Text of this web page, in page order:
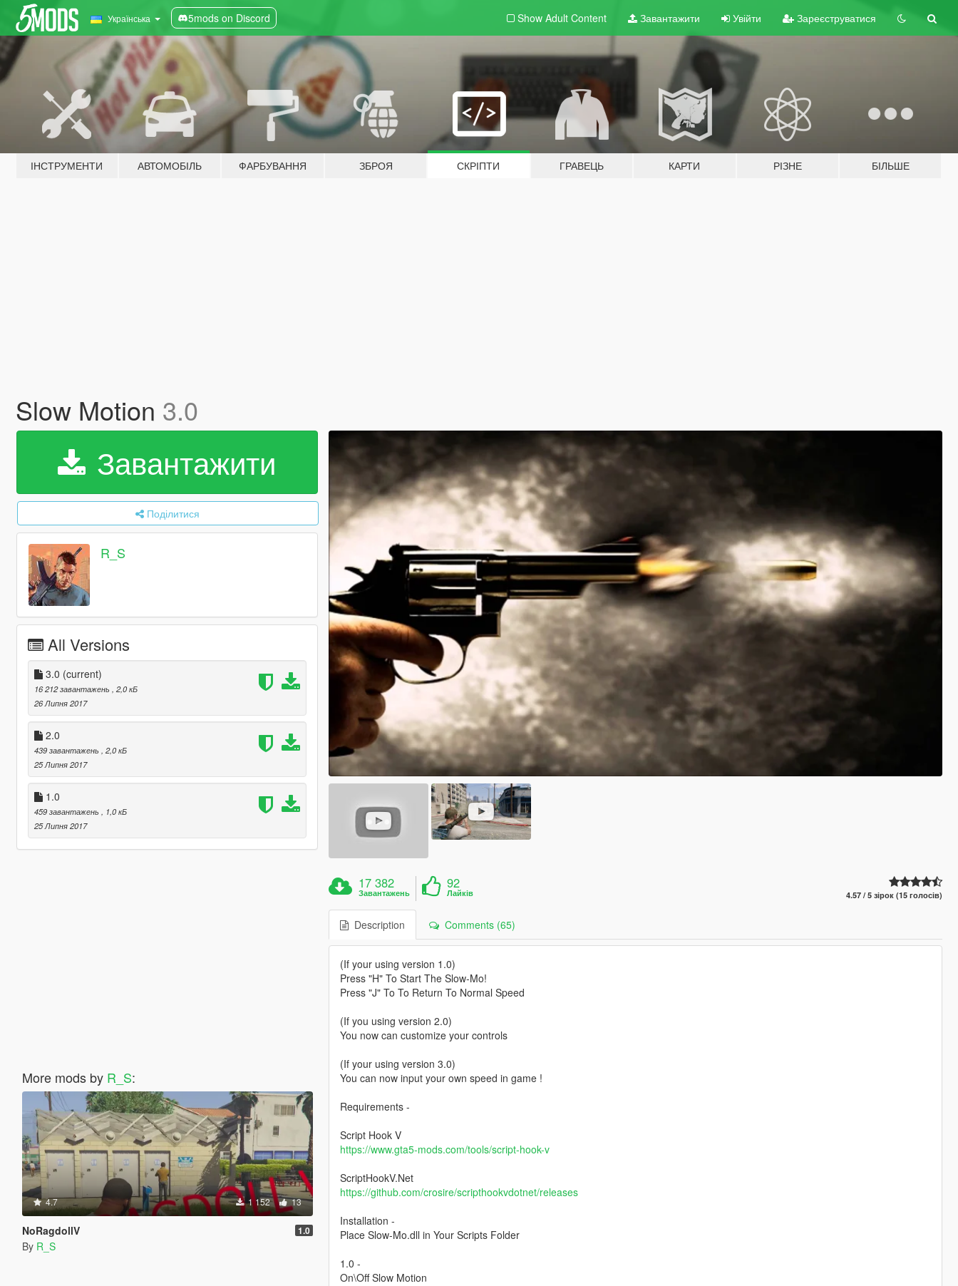
Українська 5mods on Discord Show Adult Content Завантажити Увійти Зареєструватися
ІНСТРУМЕНТИ АВТОМОБІЛЬ ФАРБУВАННЯ ЗБРОЯ СКРІПТИ ГРАВЕЦЬ КАРТИ РІЗНЕ БІЛЬШЕ
Slow Motion 3.0
Завантажити
Поділитися
R_S
All Versions
3.0 (current)
16 212 завантажень
, 2,0 кБ
26 Липня 2017
2.0
439 завантажень
, 2,0 кБ
25 Липня 2017
1.0
459 завантажень
, 1,0 кБ
25 Липня 2017
More mods by R_S:
4.7 1 152 13
NoRagdollV 1.0
By R_S
17 382
Завантажень
92
Лайків 4.57 / 5 зірок (15 голосів)
Description Comments (65)
(If your using version 1.0)
Press "H" To Start The Slow-Mo!
Press "J" To To Return To Normal Speed
(If you using version 2.0)
You now can customize your controls
(If your using version 3.0)
You can now input your own speed in game !
Requirements -
Script Hook V
https://www.gta5-mods.com/tools/script-hook-v
ScriptHookV.Net
https://github.com/crosire/scripthookvdotnet/releases
Installation -
Place Slow-Mo.dll in Your Scripts Folder
1.0 -
On\Off Slow Motion